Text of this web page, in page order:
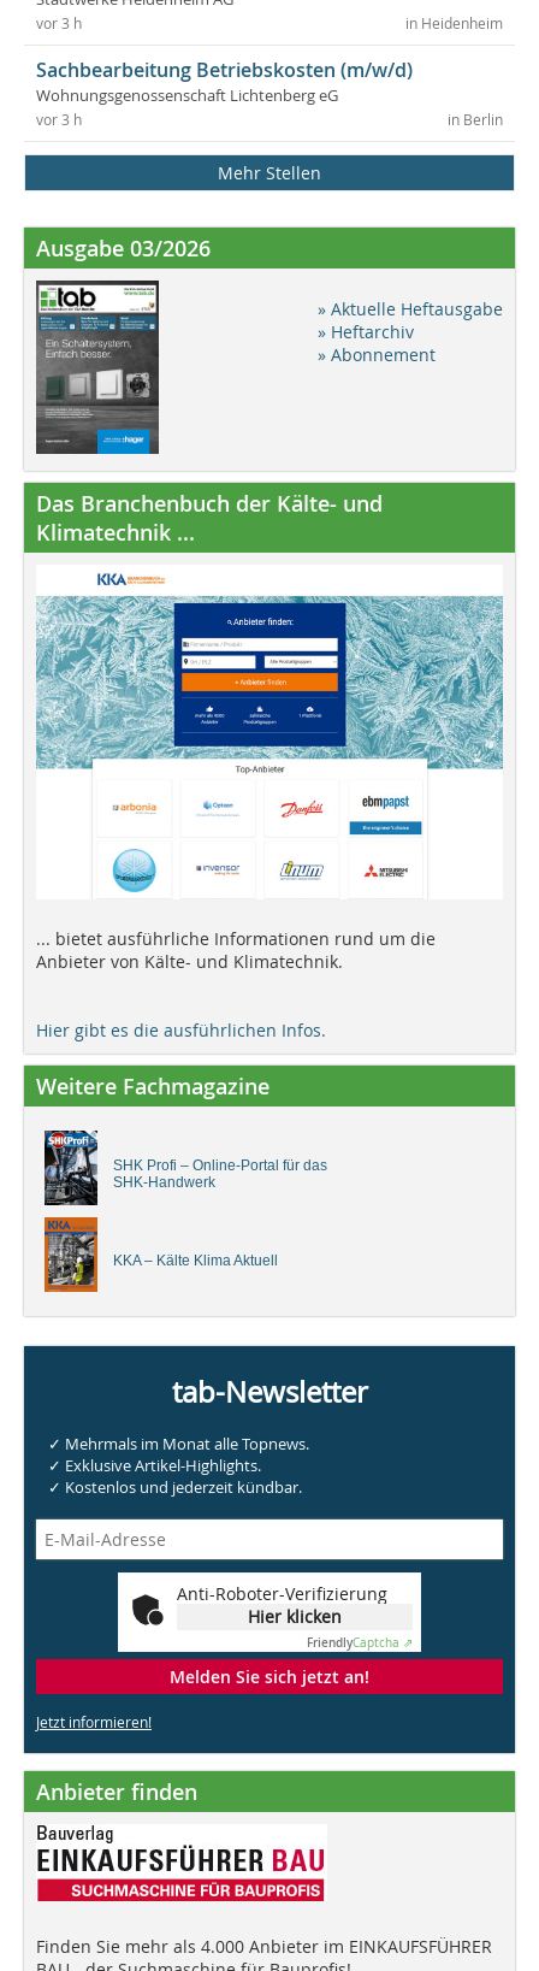
in Heidenheim
vor 3 h
Sachbearbeitung Betriebskosten (m/w/d)
Wohnungsgenossenschaft Lichtenberg eG
in Berlin
vor 3 h
Mehr Stellen
Ausgabe 03/2026
» Aktuelle Heftausgabe
» Heftarchiv
» Abonnement
Das Branchenbuch der Kälte- und
Klimatechnik ...
... bietet ausführliche Informationen rund um die
Anbieter von Kälte- und Klimatechnik.
Hier gibt es die ausführlichen Infos.
Weitere Fachmagazine
SHK Profi – Online-Portal für das
SHK-Handwerk
KKA – Kälte Klima Aktuell
tab-Newsletter
✓ Mehrmals im Monat alle Topnews.
✓ Exklusive Artikel-Highlights.
✓ Kostenlos und jederzeit kündbar.
Anti-Roboter-Verifizierung
Hier klicken
FriendlyCaptcha ⇗
Melden Sie sich jetzt an!
Jetzt informieren!
Anbieter finden
Finden Sie mehr als 4.000 Anbieter im EINKAUFSFÜHRER